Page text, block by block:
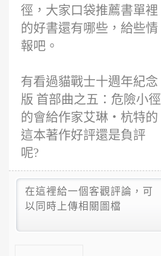
徑，大家口袋推薦書單裡
的好書還有哪些，給些情
報吧。
有看過貓戰士十週年紀念
版 首部曲之五：危險小徑
的會給作家艾琳‧杭特的
這本著作好評還是負評
呢?